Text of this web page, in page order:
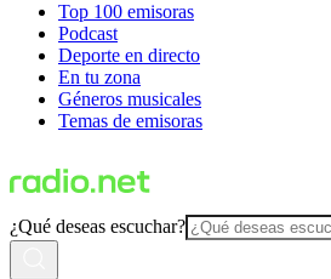
Top 100 emisoras
Podcast
Deporte en directo
En tu zona
Géneros musicales
Temas de emisoras
¿Qué deseas escuchar?